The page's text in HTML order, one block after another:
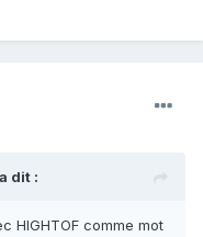
dit :
HIGHTOF comme mot